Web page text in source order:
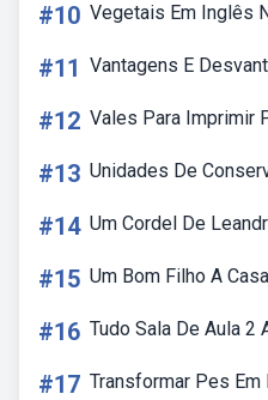
#10 Vegetais Em Inglês
#11 Vantagens E
#12 Vales Para Imprimir
#13 Unidades De
#14 Um Cordel De
#15 Um Bom Filho A
#16 Tudo Sala De Aula 2
#17 Transformar Pes Em